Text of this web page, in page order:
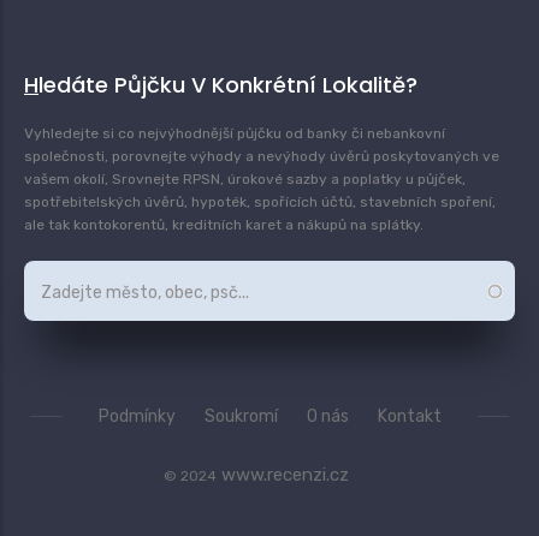
Hledáte Půjčku V Konkrétní Lokalitě?
Vyhledejte si co nejvýhodnější půjčku od banky či nebankovní
společnosti, porovnejte výhody a nevýhody úvěrů poskytovaných ve
vašem okolí, Srovnejte RPSN, úrokové sazby a poplatky u půjček,
spotřebitelských úvěrů, hypoték, spořících účtů, stavebních spoření,
ale tak kontokorentů, kreditních karet a nákupů na splátky.
Podmínky Soukromí O nás Kontakt
© 2024 www.recenzi.cz